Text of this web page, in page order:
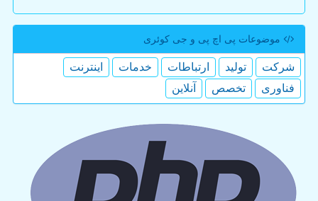
موضوعات پی اچ پی و جی كوئری
شركت تولید ارتباطات خدمات
اینترنت
فناوری
تخصص آنلاین